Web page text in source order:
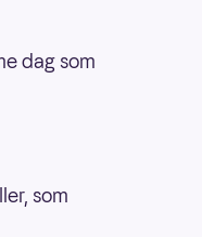
dag som
som